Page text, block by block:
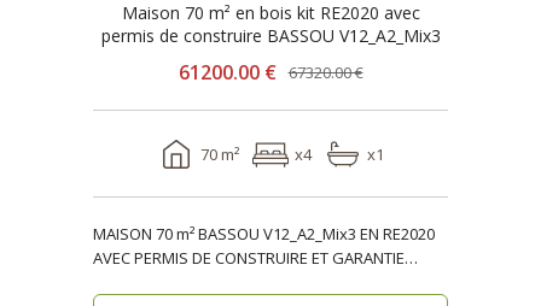
Maison 70 m² en bois kit RE2020 avec
permis de construire BASSOU V12_A2_Mix3
61200.00 € 67320.00 €
70 m² x4 x1
MAISON 70 m² BASSOU V12_A2_Mix3 EN RE2020
AVEC PERMIS DE CONSTRUIRE ET GARANTIE